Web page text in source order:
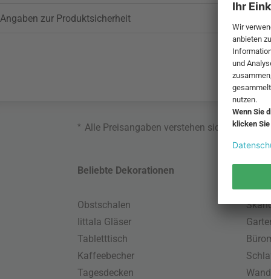
Angaben zur Produktsicherheit
* Alle Preisangaben verstehen sich inklusive
Beliebte Dekorationen
Obstschalen
Iittala Gläser
Tabletttisch
Kaffeebecher
Tagesdecken